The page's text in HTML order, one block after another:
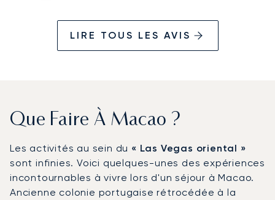
LIRE TOUS LES AVIS
Que Faire À Macao ?
Les activités au sein du « Las Vegas oriental »
sont infinies. Voici quelques-unes des expériences
incontournables à vivre lors d'un séjour à Macao.
Ancienne colonie portugaise rétrocédée à la